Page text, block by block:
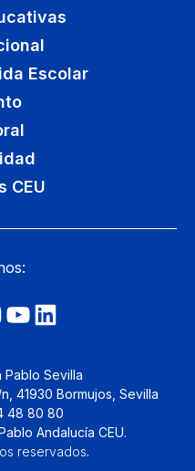
Escolar
CEU
Pablo Sevilla
41930 Bormujos, Sevilla
48 80 80
Andalucía CEU.
reservados.